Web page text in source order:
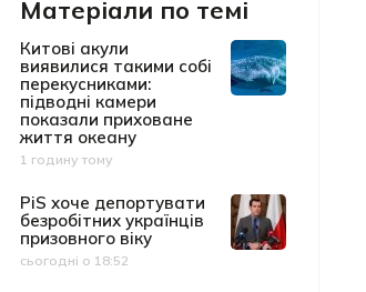
Матеріали по темі
Китові акули
виявилися такими собі
перекусниками:
підводні камери
показали приховане
життя океану
Дата публікації
1 годину тому
PiS хоче депортувати
безробітних українців
призовного віку
Дата публікації
сьогодні о 18:52